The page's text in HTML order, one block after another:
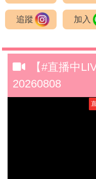
追蹤 加入
【#直播中
20260808